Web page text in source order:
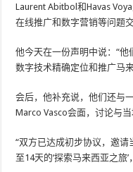
Laurent Abitbol和Havas
在线推广和数字营销等问题
他今天在一份声明中说：“
数字技术精确定位和推广马
会后，他补充说，他们还与
Marco Vasco会面，讨论与当
“双方已达成初步协议，邀
至14天的‘探索马来西亚之旅